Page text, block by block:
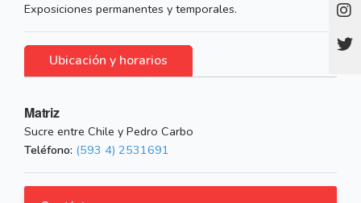
Exposiciones permanentes y temporales.
Ubicación y horarios
Matriz
Sucre entre Chile y Pedro Carbo
Teléfono: (593 4) 2531691